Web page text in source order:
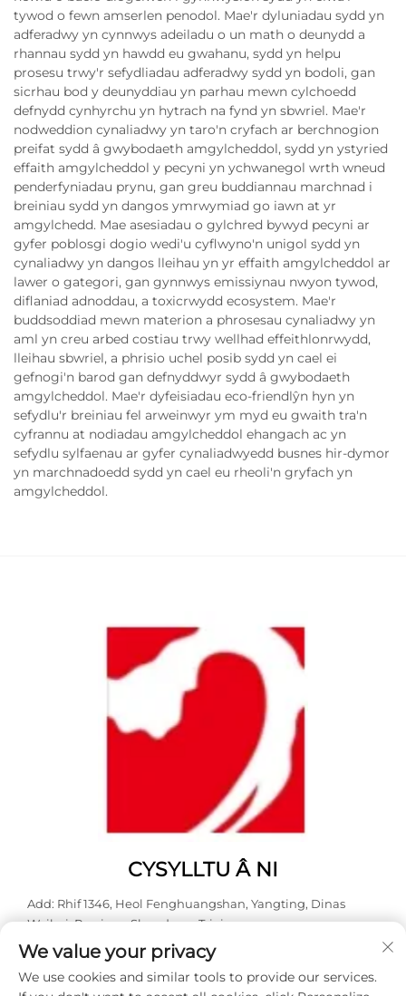
tywod o fewn amserlen penodol. Mae'r dyluniadau sydd yn
adferadwy yn cynnwys adeiladu o un math o deunydd a
rhannau sydd yn hawdd eu gwahanu, sydd yn helpu
prosesu trwy'r sefydliadau adferadwy sydd yn bodoli, gan
sicrhau bod y deunyddiau yn parhau mewn cylchoedd
defnydd cynhyrchu yn hytrach na fynd yn sbwriel. Mae'r
nodweddion cynaliadwy yn taro'n cryfach ar berchnogion
preifat sydd â gwybodaeth amgylcheddol, sydd yn ystyried
effaith amgylcheddol y pecyni yn ychwanegol wrth wneud
penderfyniadau prynu, gan greu buddiannau marchnad i
breiniau sydd yn dangos ymrwymiad go iawn at yr
amgylchedd. Mae asesiadau o gylchred bywyd pecyni ar
gyfer poblosgi dogio wedi'u cyflwyno'n unigol sydd yn
cynaliadwy yn dangos lleihau yn yr effaith amgylcheddol ar
lawer o gategori, gan gynnwys emissiynau nwyon tywod,
diflaniad adnoddau, a toxicrwydd ecosystem. Mae'r
buddsoddiad mewn materion a phrosesau cynaliadwy yn
aml yn creu arbed costiau trwy wellhad effeithlonrwydd,
lleihau sbwriel, a phrisio uchel posib sydd yn cael ei
gefnogi'n barod gan defnyddwyr sydd â gwybodaeth
amgylcheddol. Mae'r dyfeisiadau eco-friendlŷn hyn yn
sefydlu'r breiniau fel arweinwyr ym myd eu gwaith tra'n
cyfrannu at nodiadau amgylcheddol ehangach ac yn
sefydlu sylfaenau ar gyfer cynaliadwyedd busnes hir-dymor
yn marchnadoedd sydd yn cael eu rheoli'n gryfach yn
amgylcheddol.
CYSYLLTU Â NI
Add: Rhif 1346, Heol Fenghuangshan, Yangting, Dinas
Weihai, Provins o Shandong, Tsieina.
Ffôn:0631 5900466
E-bost: [email protected]
We value your privacy
We use cookies and similar tools to provide our services.